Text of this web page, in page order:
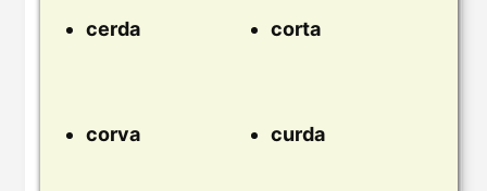
cerda corta
corva curda